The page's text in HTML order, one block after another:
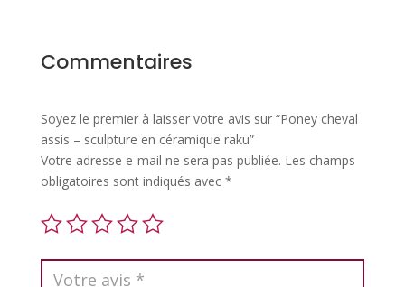
Commentaires
Soyez le premier à laisser votre avis sur “Poney cheval
assis – sculpture en céramique raku”
Votre adresse e-mail ne sera pas publiée. Les champs
obligatoires sont indiqués avec *